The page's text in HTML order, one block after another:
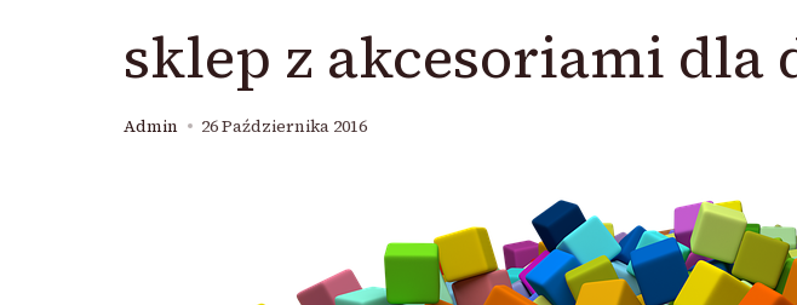
sklep z akcesoriami dla
Admin 26 Października 2016